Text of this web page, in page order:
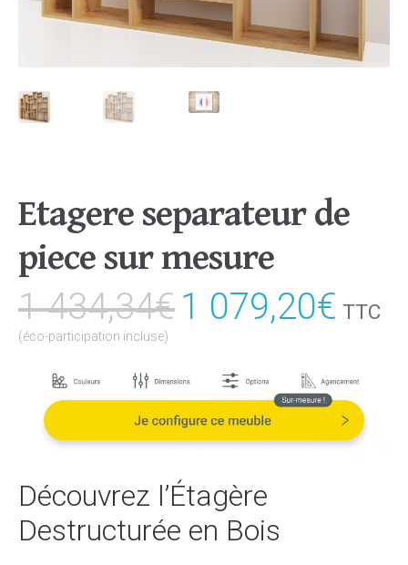
Etagere separateur de
piece sur mesure
1 434,34€Le
initial
était :
1
434,34€.
1 079,20€Le
est :
1
TTC
(éco-participation incluse)
Découvrez l’Étagère
Destructurée en Bois